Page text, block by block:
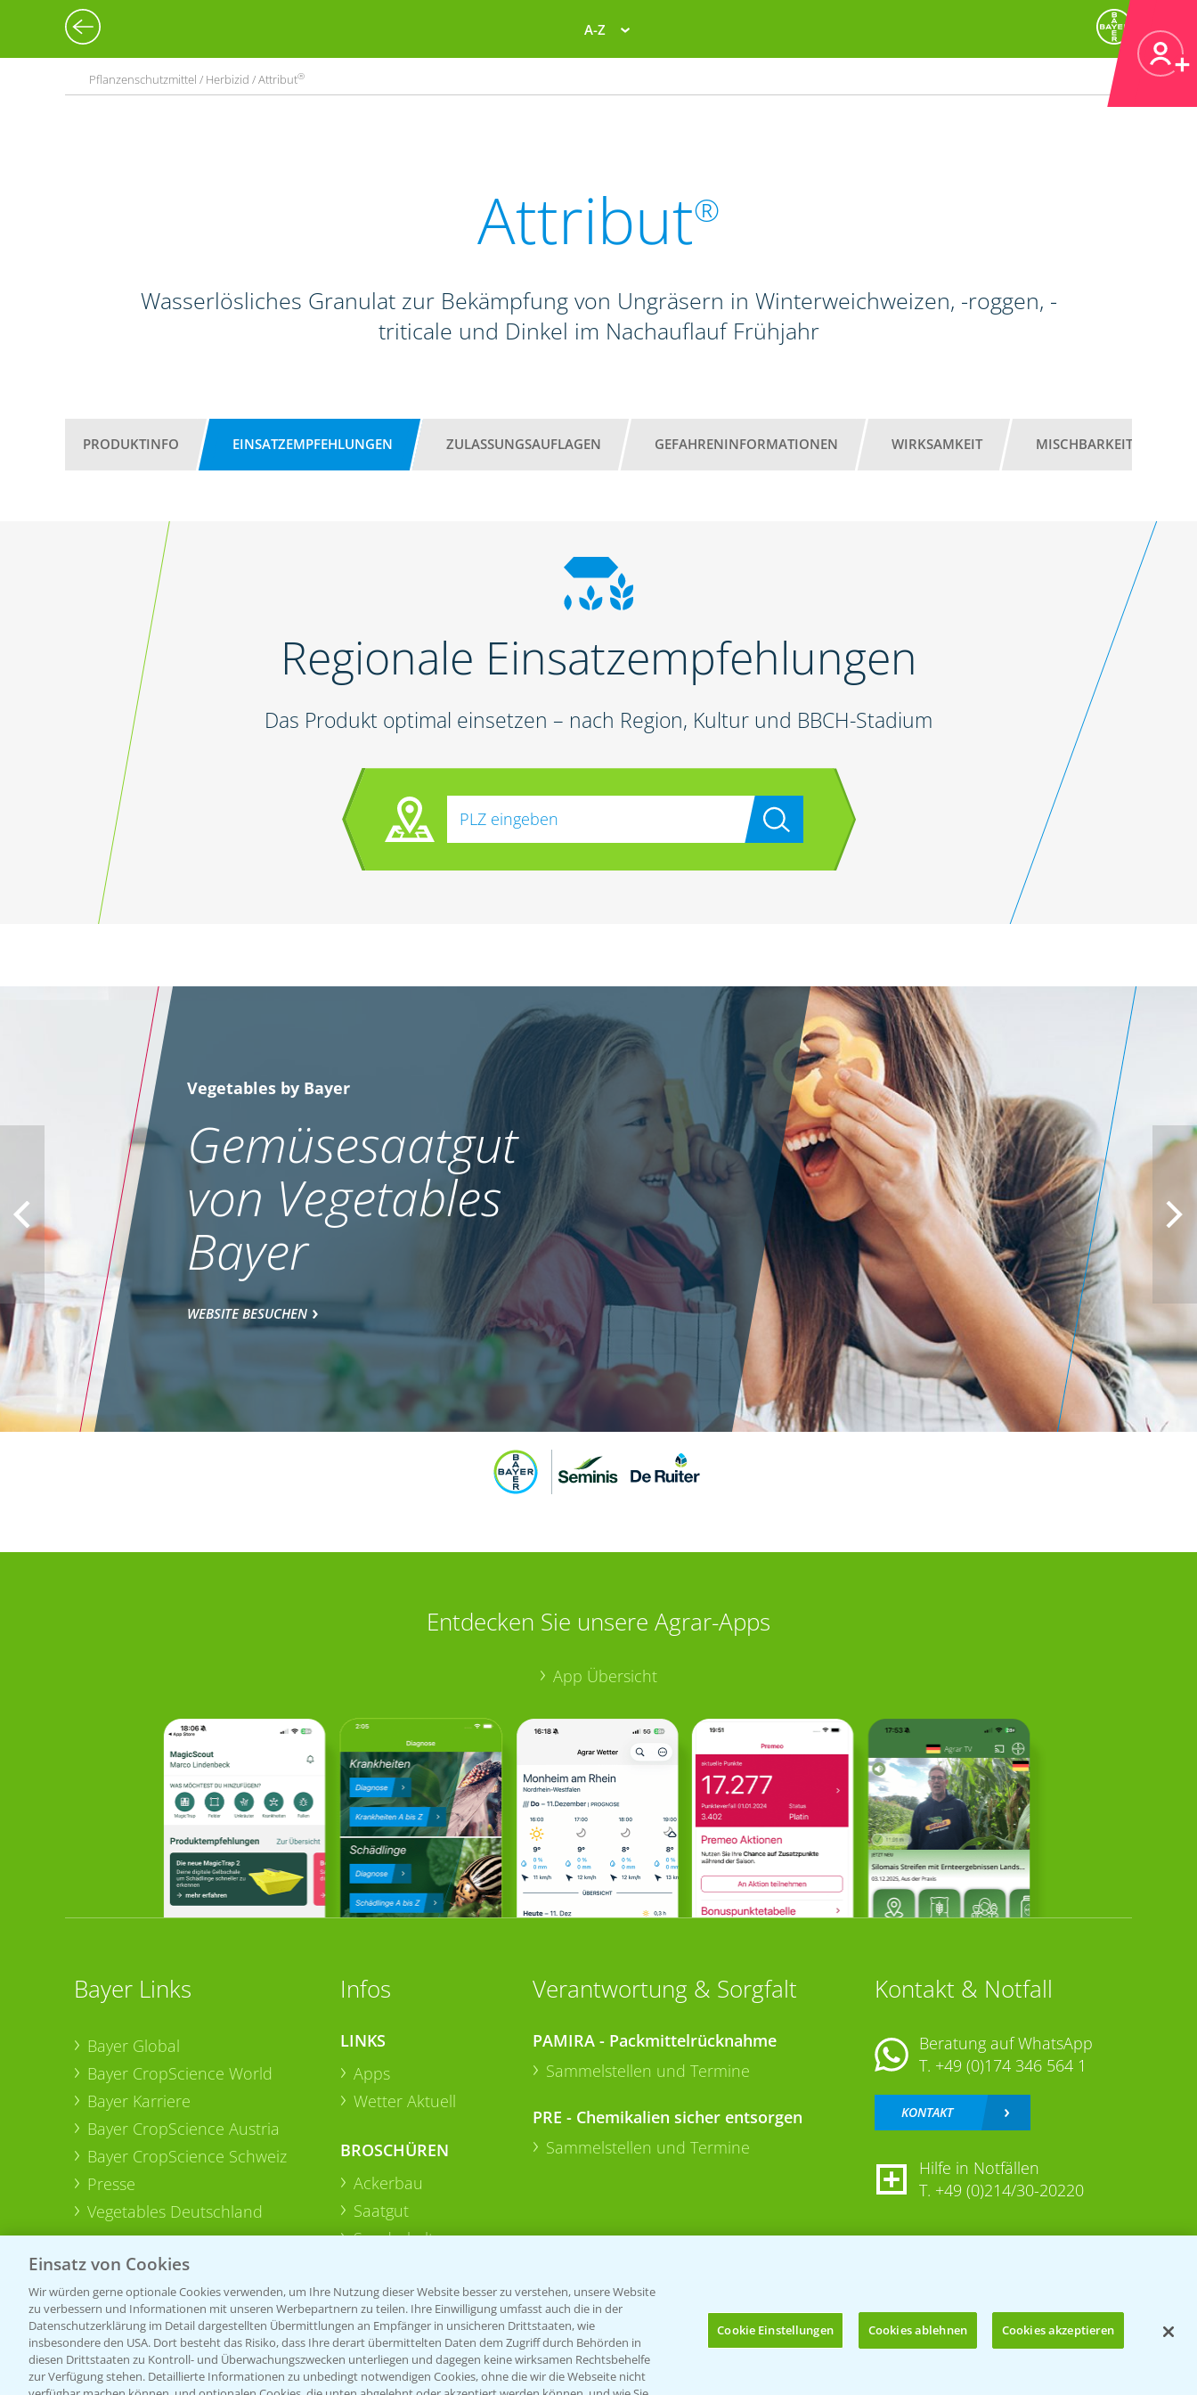
A-Z
Pflanzenschutzmittel / Herbizid / Attribut®
Attribut®
Wasserlösliches Granulat zur Bekämpfung von Ungräsern in Winterweichweizen, -roggen, -
triticale und Dinkel im Nachauflauf Frühjahr
PRODUKTINFO EINSATZEMPFEHLUNGEN ZULASSUNGSAUFLAGEN GEFAHRENINFORMATIONEN WIRKSAMKEIT MISCHBARKEIT
Regionale Einsatzempfehlungen
Das Produkt optimal einsetzen – nach Region, Kultur und BBCH-Stadium
Vegetables by Bayer
Gemüsesaatgut
von Vegetables
Bayer
WEBSITE BESUCHEN
Entdecken Sie unsere Agrar-Apps
App Übersicht
Bayer Links
Bayer Global
Bayer CropScience World
Bayer Karriere
Bayer CropScience Austria
Bayer CropScience Schweiz
Presse
Vegetables Deutschland
Infos
LINKS
Apps
Wetter Aktuell
BROSCHÜREN
Ackerbau
Saatgut
Sonderkulturen
Verantwortung & Sorgfalt
PAMIRA - Packmittelrücknahme
Sammelstellen und Termine
PRE - Chemikalien sicher entsorgen
Sammelstellen und Termine
Kontakt & Notfall
Beratung auf WhatsApp
T. +49 (0)174 346 564 1
KONTAKT
Hilfe in Notfällen
T. +49 (0)214/30-20220
Einsatz von Cookies
Wir würden gerne optionale Cookies verwenden, um Ihre Nutzung dieser Website besser zu verstehen, unsere Website
zu verbessern und Informationen mit unseren Werbepartnern zu teilen. Ihre Einwilligung umfasst auch die in der
Datenschutzerklärung im Detail dargestellten Übermittlungen an Empfänger in unsicheren Drittstaaten, wie
insbesondere den USA. Dort besteht das Risiko, dass Ihre derart übermittelten Daten dem Zugriff durch Behörden in
diesen Drittstaaten zu Kontroll- und Überwachungszwecken unterliegen und dagegen keine wirksamen Rechtsbehelfe
zur Verfügung stehen. Detaillierte Informationen zu unbedingt notwendigen Cookies, ohne die wir die Webseite nicht
Cookie Einstellungen Cookies ablehnen Cookies akzeptieren